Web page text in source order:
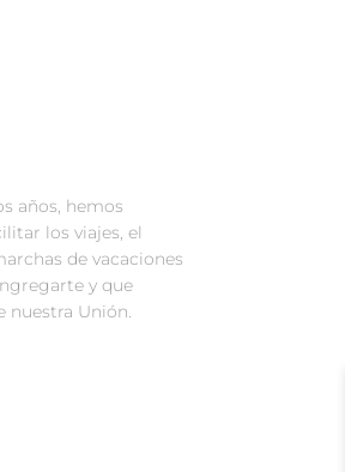
años, hemos
los viajes, el
de vacaciones
y que
nuestra Unión.